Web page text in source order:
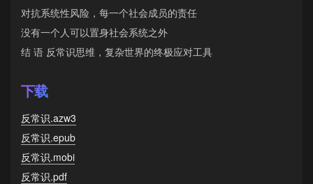
对抗系统性风险，每一个社会成员的责任
没有一个人可以置身社会系统之外
结 语 反常识思维，复杂世界的终极应对工具
下载
反常识.azw3
反常识.epub
反常识.mobi
反常识.pdf